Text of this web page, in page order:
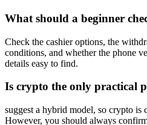
What should a beginner
Check the cashier options, the
conditions, and whether the phone
details easy to find.
Is crypto the only practical
suggest a hybrid model, so crypto is
However, you should always